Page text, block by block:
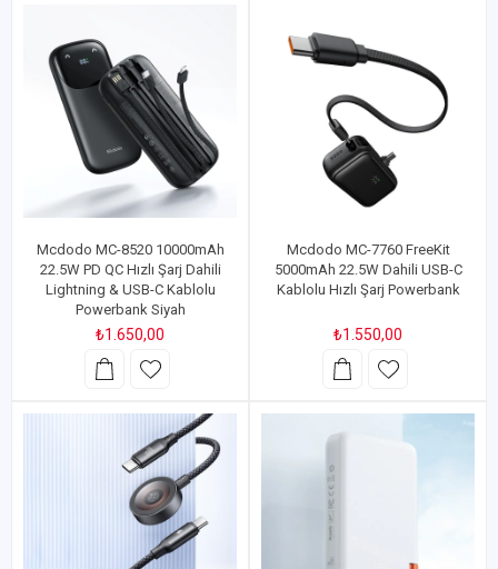
Mcdodo MC-8520 10000mAh
22.5W PD QC Hızlı Şarj Dahili
Lightning & USB-C Kablolu
Powerbank Siyah
₺1.650,00
Mcdodo MC-7760 FreeKit
5000mAh 22.5W Dahili USB-C
Kablolu Hızlı Şarj Powerbank
₺1.550,00